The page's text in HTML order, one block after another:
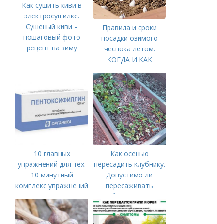
Как сушить киви в
электросушилке.
Сушеный киви –
пошаговый фото
рецепт на зиму
Правила и сроки
посадки озимого
чеснока летом.
КОГДА И КАК
ПОСАДИТЬ ОЗИМЫЙ
ЧЕСНОК
10 главных
упражнений для тех.
10 минутный
комплекс упражнений
времени на спорт
Как осенью
пересадить клубнику.
Допустимо ли
пересаживать
клубнику осенью.
Плюсы и минусы
осенней пересадки